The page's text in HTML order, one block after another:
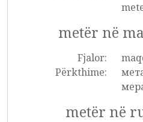
metër në
Fjalor:
Përkthime:
metër në